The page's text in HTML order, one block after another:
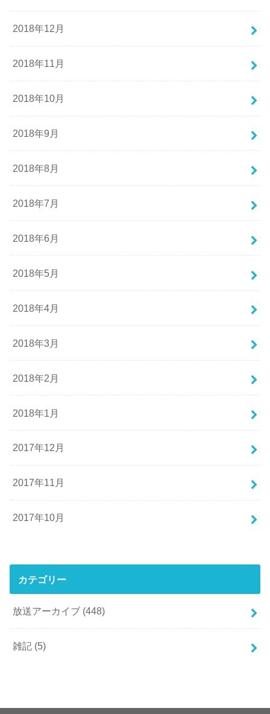
2018年12月
2018年11月
2018年10月
2018年9月
2018年8月
2018年7月
2018年6月
2018年5月
2018年4月
2018年3月
2018年2月
2018年1月
2017年12月
2017年11月
2017年10月
カテゴリー
放送アーカイブ (448)
雑記 (5)